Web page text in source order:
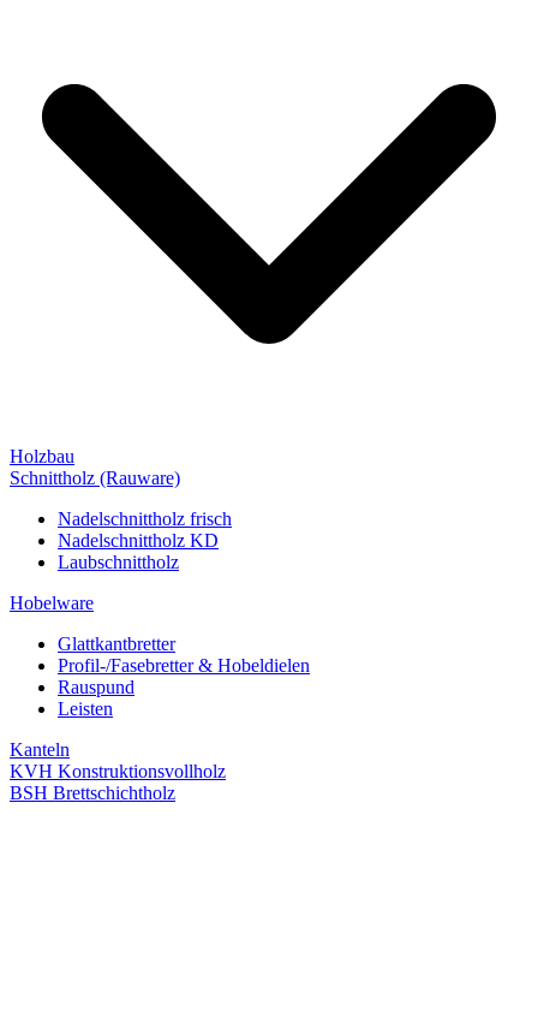
Holzbau
Schnittholz (Rauware)
Nadelschnittholz frisch
Nadelschnittholz KD
Laubschnittholz
Hobelware
Glattkantbretter
Profil-/Fasebretter & Hobeldielen
Rauspund
Leisten
Kanteln
KVH Konstruktionsvollholz
BSH Brettschichtholz